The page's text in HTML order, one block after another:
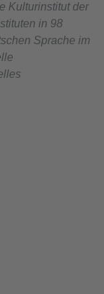
Kulturinstitut der
in 98
Sprache im